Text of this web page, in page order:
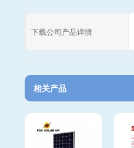
下载公司产品详情
相关产品